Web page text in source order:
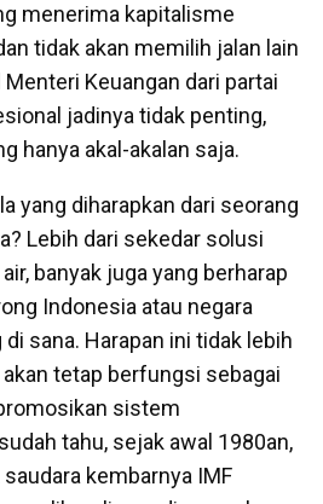
menerima kapitalisme
tidak akan memilih jalan lain
Keuangan dari partai
jadinya tidak penting,
hanya akal-akalan saja.
yang diharapkan dari seorang
Lebih dari sekedar solusi
banyak juga yang berharap
Indonesia atau negara
sana. Harapan ini tidak lebih
akan tetap berfungsi sebagai
sistem
tahu, sejak awal 1980an,
kembarnya IMF